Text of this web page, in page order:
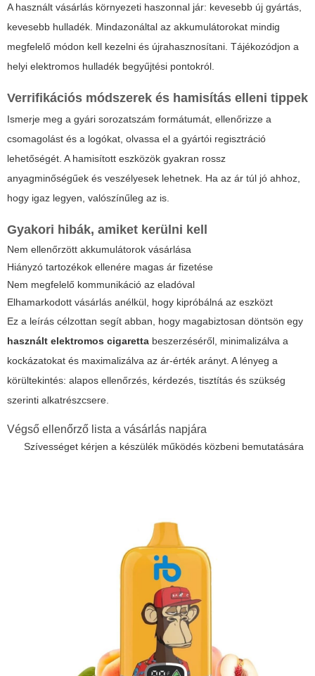
A használt vásárlás környezeti haszonnal jár: kevesebb új gyártás,
kevesebb hulladék. Mindazonáltal az akkumulátorokat mindig
megfelelő módon kell kezelni és újrahasznosítani. Tájékozódjon a
helyi elektromos hulladék begyűjtési pontokról.
Verrifikációs módszerek és hamisítás elleni tippek
Ismerje meg a gyári sorozatszám formátumát, ellenőrizze a
csomagolást és a logókat, olvassa el a gyártói regisztráció
lehetőségét. A hamisított eszközök gyakran rossz
anyagminőségűek és veszélyesek lehetnek. Ha az ár túl jó ahhoz,
hogy igaz legyen, valószínűleg az is.
Gyakori hibák, amiket kerülni kell
Nem ellenőrzött akkumulátorok vásárlása
Hiányzó tartozékok ellenére magas ár fizetése
Nem megfelelő kommunikáció az eladóval
Elhamarkodott vásárlás anélkül, hogy kipróbálná az eszközt
Ez a leírás célzottan segít abban, hogy magabiztosan döntsön egy
használt elektromos cigaretta beszerzéséről, minimalizálva a
kockázatokat és maximalizálva az ár-érték arányt. A lényeg a
körültekintés: alapos ellenőrzés, kérdezés, tisztítás és szükség
szerinti alkatrészcsere.
Végső ellenőrző lista a vásárlás napjára
Szívességet kérjen a készülék működés közbeni bemutatására